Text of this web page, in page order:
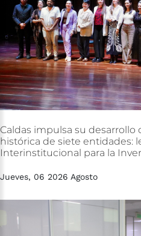
Caldas impulsa su desarrollo
histórica de siete entidades:
Interinstitucional para la
Jueves, 06 2026 Agosto